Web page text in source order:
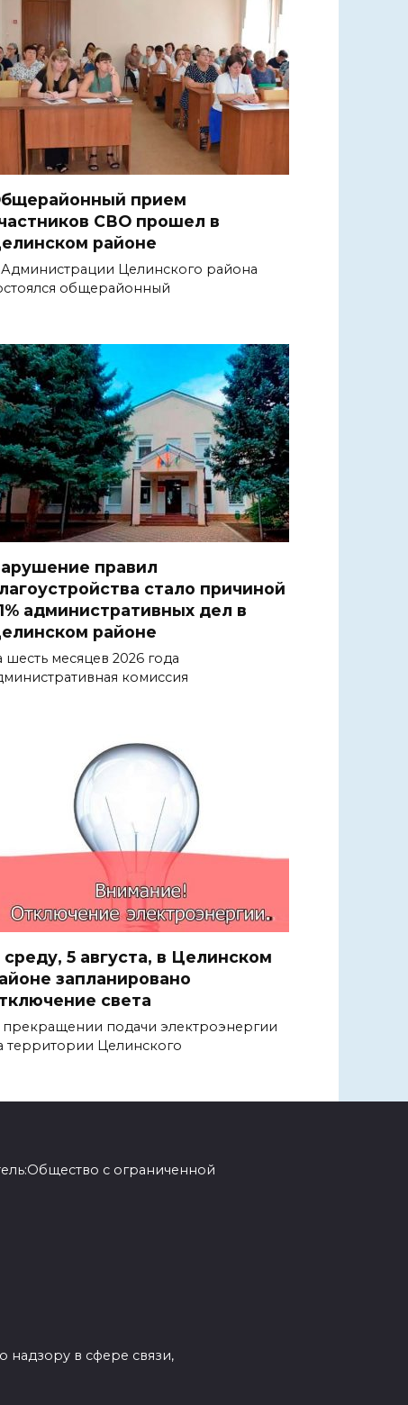
прием
СВО прошел в
районе
Целинского района
общерайонный
правил
стало причиной
административных дел в
районе
шесть месяцев 2026 года
комиссия
среду, 5 августа, в Целинском
запланировано
света
подачи электроэнергии
территории Целинского
с ограниченной
надзору в сфере связи,